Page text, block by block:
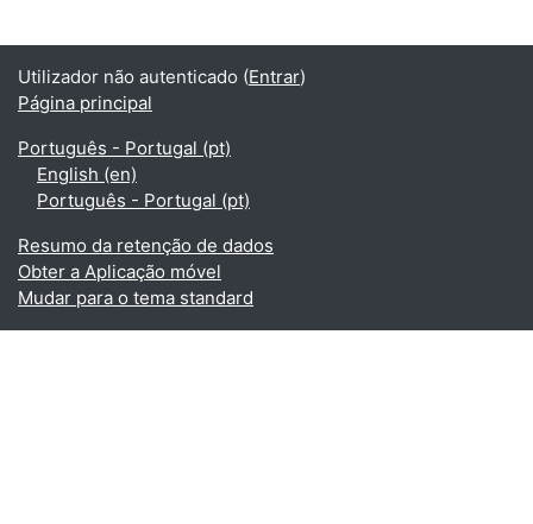
Utilizador não autenticado (Entrar)
Página principal
Português - Portugal ‎(pt)‎
English ‎(en)‎
Português - Portugal ‎(pt)‎
Resumo da retenção de dados
Obter a Aplicação móvel
Mudar para o tema standard